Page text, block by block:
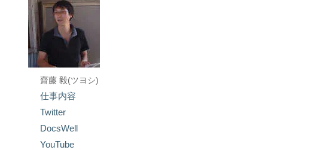
齋藤 毅(ツヨシ)
仕事内容
Twitter
DocsWell
YouTube